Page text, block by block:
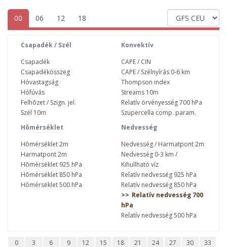
00 06 12 18
Csapadék / Szél
Csapadék
Csapadékösszeg
Hóvastagság
Hófúvás
Felhõzet / Szign. jel.
Szél 10m
Konvektív
CAPE / CIN
CAPE / Szélnyírás 0-6 km
Thompson index
Streams 10m
Relatív örvényesség 700 hPa
Szupercella comp. param.
Hõmérséklet
Hõmérséklet 2m
Harmatpont 2m
Hõmérséklet 925 hPa
Hõmérséklet 850 hPa
Hõmérséklet 500 hPa
Nedvesség
Nedvesség / Harmatpont 2m
Nedvesség 0-3 km /
Kihullható víz
Relatív nedvesség 925 hPa
Relatív nedvesség 850 hPa
Relatív nedvesség 700
hPa
Relatív nedvesség 500 hPa
0 3 6 9 12 15 18 21 24 27 30 33